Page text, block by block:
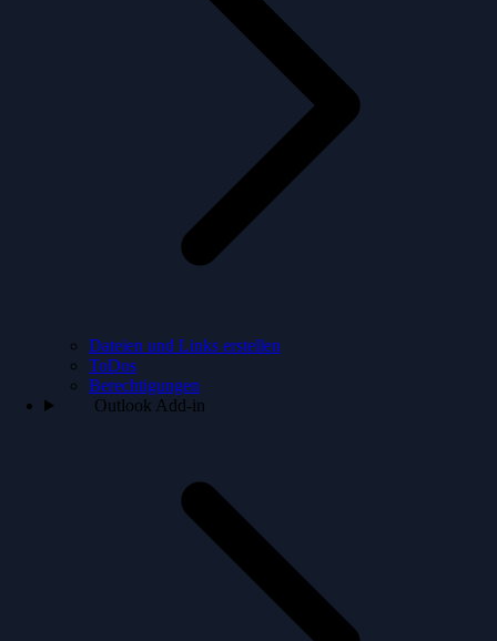
Dateien und Links erstellen
ToDos
Berechtigungen
Outlook Add-in